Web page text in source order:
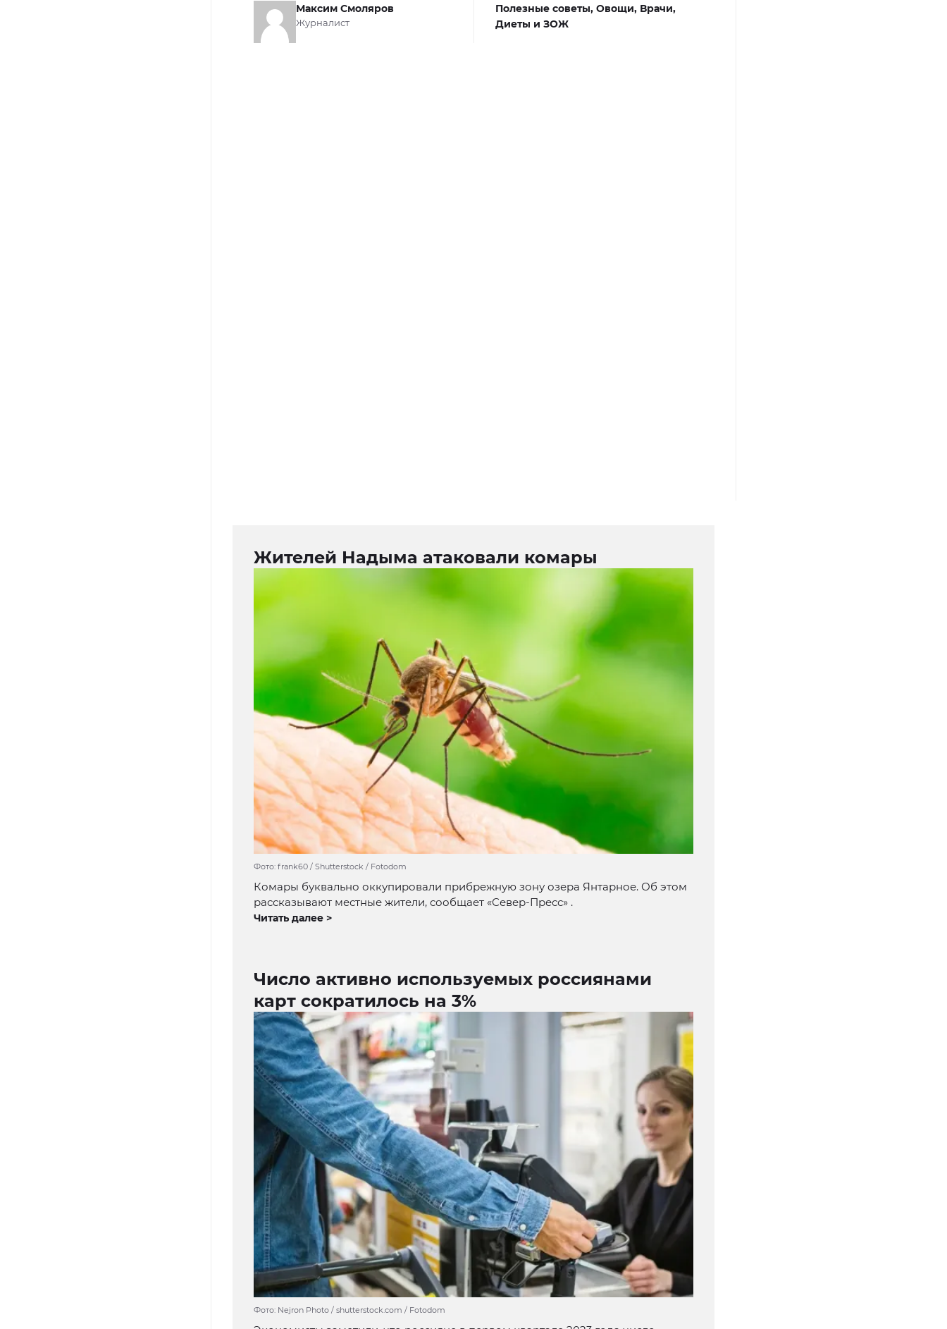
Максим Смоляров
Журналист
Полезные советы, Овощи, Врачи,
Диеты и ЗОЖ
Жителей Надыма атаковали комары
Фото: frank60 / Shutterstock / Fotodom
Комары буквально оккупировали прибрежную зону озера Янтарное. Об этом
рассказывают местные жители, сообщает «Север-Пресс» .
Читать далее >
Число активно используемых россиянами
карт сократилось на 3%
Фото: Nejron Photo / shutterstock.com / Fotodom